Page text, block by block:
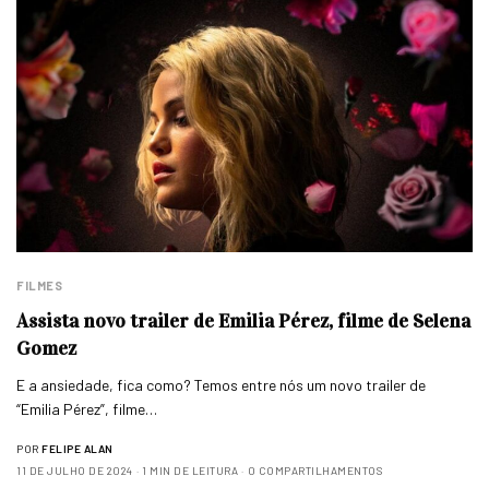
FILMES
Assista novo trailer de Emilia Pérez, filme de Selena
Gomez
E a ansiedade, fica como? Temos entre nós um novo trailer de
“Emilia Pérez”, filme…
POR FELIPE ALAN
11 DE JULHO DE 2024
1 MIN DE LEITURA 0 COMPARTILHAMENTOS